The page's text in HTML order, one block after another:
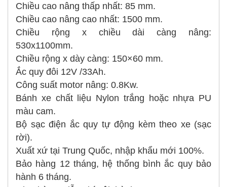
Chiều cao nâng thấp nhất: 85 mm.
Chiều cao nâng cao nhất: 1500 mm.
Chiều rộng x chiều dài càng nâng:
530x1100mm.
Chiều rộng x dày càng: 150×60 mm.
Ắc quy đôi 12V /33Ah.
Công suất motor nâng: 0.8Kw.
Bánh xe chất liệu Nylon trắng hoặc nhựa PU
màu cam.
Bộ sạc điện ắc quy tự động kèm theo xe (sạc
rời).
Xuất xứ tại Trung Quốc, nhập khẩu mới 100%.
Bảo hàng 12 tháng, hệ thống bình ắc quy bảo
hành 6 tháng.